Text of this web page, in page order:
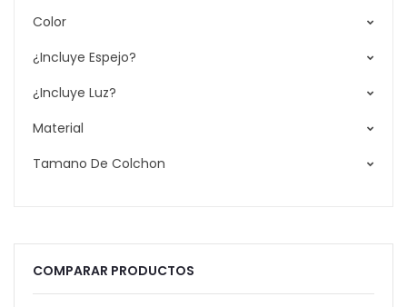
Color
¿Incluye Espejo?
¿Incluye Luz?
Material
Tamano De Colchon
COMPARAR PRODUCTOS